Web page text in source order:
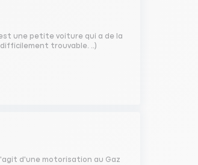
une petite voiture qui a de la
trouvable. ..)
d'une motorisation au Gaz